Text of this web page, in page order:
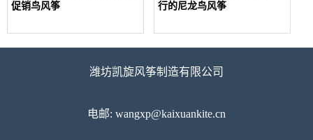
促销鸟风筝
行的尼龙鸟风筝
潍坊凯旋风筝制造有限公司
电邮: wangxp@kaixuankite.cn